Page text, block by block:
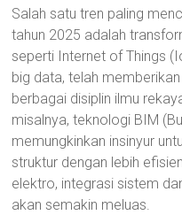
Salah satu tren paling
tahun 2025 adalah
seperti Internet of Things
big data, telah
berbagai disiplin ilmu
misalnya, teknologi BIM
memungkinkan insinyur
struktur dengan lebih
elektro, integrasi sistem
akan semakin meluas.